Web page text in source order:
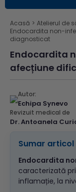
Acasă > Atelierul de
Endocardita non-
diagnosticat
Endocardita
afecțiune
Autor:
Echipa Synevo
Revizuit medical de
Dr. Antoanela
Sumar articol
Endocardita
caracterizată
inflamație, la